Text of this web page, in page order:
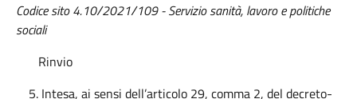
Codice sito 4.10/2021/109 - Servizio sanità, lavoro e politiche
sociali
Rinvio
Intesa, ai sensi dell’articolo 29, comma 2, del decreto-